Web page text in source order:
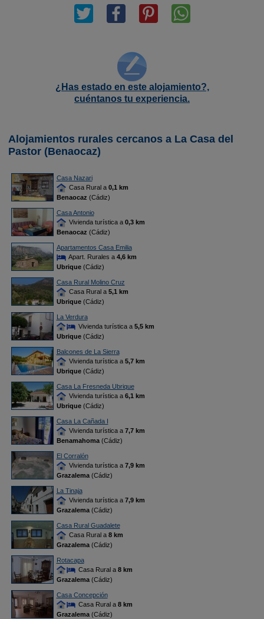
¿Has estado en este alojamiento?,
cuéntanos tu experiencia.
Alojamientos rurales cercanos a La Casa del
Pastor (Benaocaz)
Casa Nazari
Casa Rural a 0,1 km
Benaocaz (Cádiz)
Casa Antonio
Vivienda turística a 0,3 km
Benaocaz (Cádiz)
Apartamentos Casa Emilia
Apart. Rurales a 4,6 km
Ubrique(Cádiz)
Casa Rural Molino Cruz
Casa Rural a 5,1 km
Ubrique(Cádiz)
La Verdura
Vivienda turística a 5,5 km
Ubrique(Cádiz)
Balcones de La Sierra
Vivienda turística a 5,7 km
Ubrique(Cádiz)
Casa La Fresneda Ubrique
Vivienda turística a 6,1 km
Ubrique(Cádiz)
Casa La Cañada I
Vivienda turística a 7,7 km
Benamahoma(Cádiz)
El Corralón
Vivienda turística a 7,9 km
Grazalema(Cádiz)
La Tinaja
Vivienda turística a 7,9 km
Grazalema(Cádiz)
Casa Rural Guadalete
Casa Rural a 8 km
Grazalema(Cádiz)
Rotacapa
Casa Rural a 8 km
Grazalema(Cádiz)
Casa Concepción
Casa Rural a 8 km
Grazalema(Cádiz)